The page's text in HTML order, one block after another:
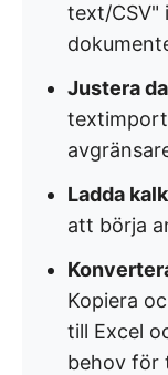
text/CSV"
Justera
Ladda
att börja
Kopiera
till Excel
behov för